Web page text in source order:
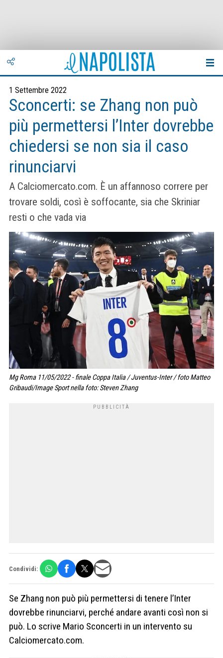
1 Settembre 2022
Sconcerti: se Zhang non può
più permettersi l’Inter dovrebbe
chiedersi se non sia il caso
rinunciarvi
A Calciomercato.com. È un affannoso correre per
trovare soldi, così è soffocante, sia che Skriniar
resti o che vada via
Mg Roma 11/05/2022 - finale Coppa Italia / Juventus-Inter / foto Matteo
Gribaudi/Image Sport nella foto: Steven Zhang
Condividi:
Se Zhang non può più permettersi di tenere l’Inter
dovrebbe rinunciarvi, perché andare avanti così non si
può. Lo scrive Mario Sconcerti in un intervento su
Calciomercato.com.